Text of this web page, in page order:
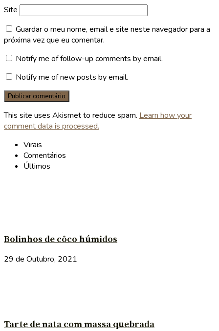
Site
Guardar o meu nome, email e site neste navegador para a
próxima vez que eu comentar.
Notify me of follow-up comments by email.
Notify me of new posts by email.
This site uses Akismet to reduce spam. Learn how your
comment data is processed.
Virais
Comentários
Últimos
Bolinhos de côco húmidos
29 de Outubro, 2021
Tarte de nata com massa quebrada